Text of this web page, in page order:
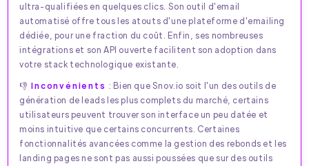
ultra-qualifiées en quelques clics. Son outil d'email
automatisé offre tous les atouts d'une plateforme d'emailing
dédiée, pour une fraction du coût. Enfin, ses nombreuses
intégrations et son API ouverte facilitent son adoption dans
votre stack technologique existante.
👎 Inconvénients : Bien que Snov.io soit l'un des outils de
génération de leads les plus complets du marché, certains
utilisateurs peuvent trouver son interface un peu datée et
moins intuitive que certains concurrents. Certaines
fonctionnalités avancées comme la gestion des rebonds et les
landing pages ne sont pas aussi poussées que sur des outils